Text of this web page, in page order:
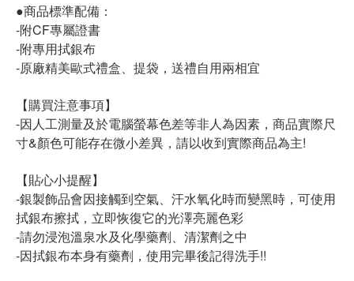
●商品標準配備：
-附CF專屬證書
-附專用拭銀布
-原廠精美歐式禮盒、提袋，送禮自用兩相宜
【購買注意事項】
-因人工測量及於電腦螢幕色差等非人為因素，商品實際尺
寸&顏色可能存在微小差異，請以收到實際商品為主!
【貼心小提醒】
-銀製飾品會因接觸到空氣、汗水氧化時而變黑時，可使用
拭銀布擦拭，立即恢復它的光澤亮麗色彩
-請勿浸泡溫泉水及化學藥劑、清潔劑之中
-因拭銀布本身有藥劑，使用完畢後記得洗手!!